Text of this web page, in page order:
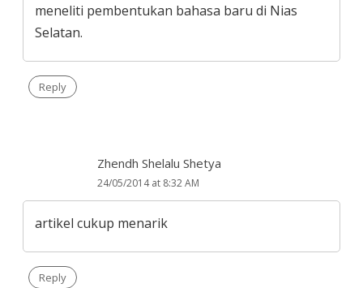
meneliti pembentukan bahasa baru di Nias
Selatan.
Reply
Zhendh Shelalu Shetya
24/05/2014 at 8:32 AM
artikel cukup menarik
Reply